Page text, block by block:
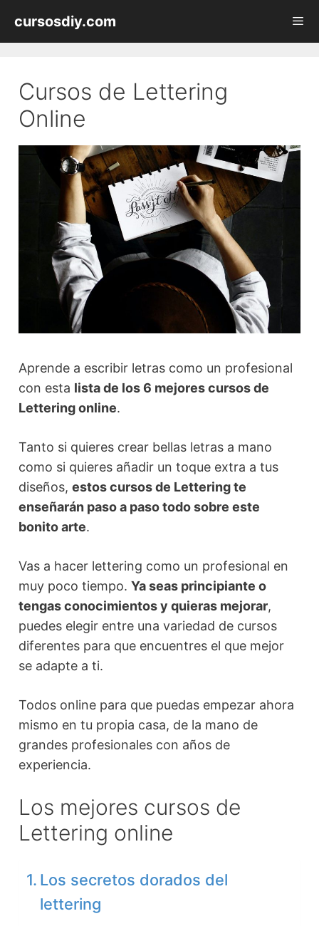
cursosdiy.com
Cursos de Lettering
Online
Aprende a escribir letras como un profesional
con esta lista de los 6 mejores cursos de
Lettering online.
Tanto si quieres crear bellas letras a mano
como si quieres añadir un toque extra a tus
diseños, estos cursos de Lettering te
enseñarán paso a paso todo sobre este
bonito arte.
Vas a hacer lettering como un profesional en
muy poco tiempo. Ya seas principiante o
tengas conocimientos y quieras mejorar,
puedes elegir entre una variedad de cursos
diferentes para que encuentres el que mejor
se adapte a ti.
Todos online para que puedas empezar ahora
mismo en tu propia casa, de la mano de
grandes profesionales con años de
experiencia.
Los mejores cursos de
Lettering online
Los secretos dorados del
lettering